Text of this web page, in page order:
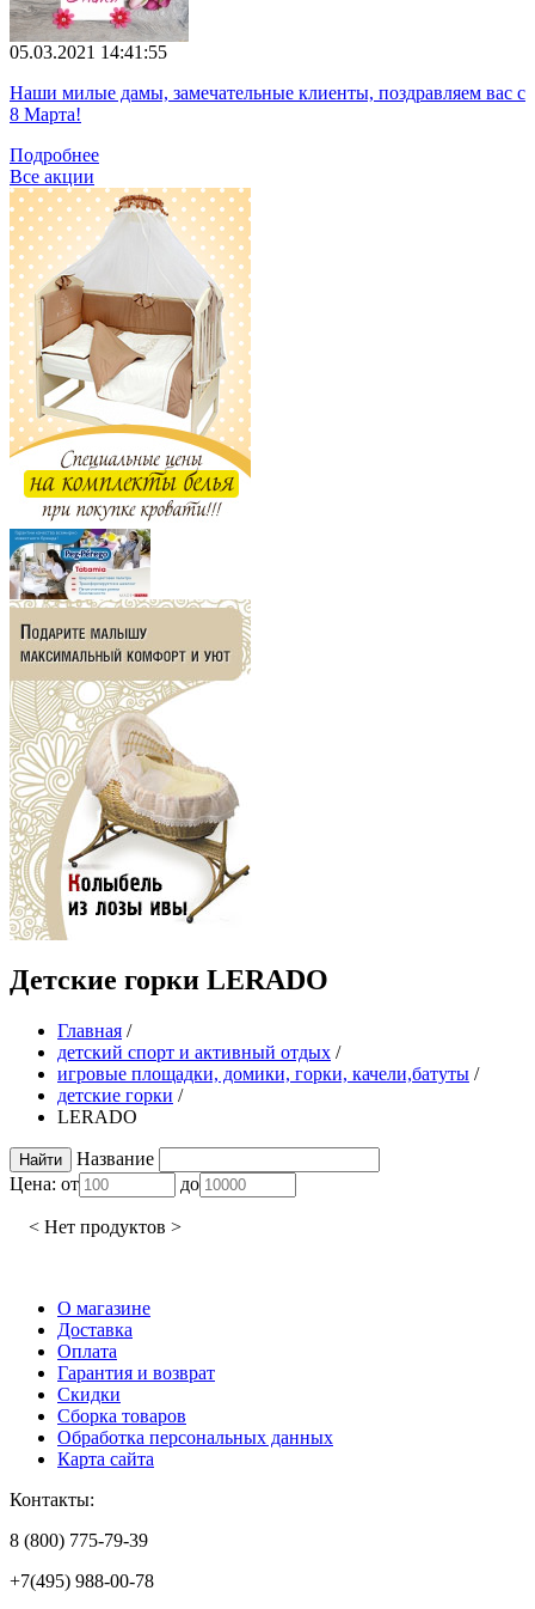
05.03.2021 14:41:55
Наши милые дамы, замечательные клиенты, поздравляем вас с
8 Марта!
Подробнее
Все акции
Детские горки LERADO
Главная /
детский спорт и активный отдых /
игровые площадки, домики, горки, качели,батуты /
детские горки /
LERADO
Название
Цена: от до
< Нет продуктов >
О магазине
Доставка
Оплата
Гарантия и возврат
Скидки
Сборка товаров
Обработка персональных данных
Карта сайта
Контакты:
8 (800) 775-79-39
+7(495) 988-00-78